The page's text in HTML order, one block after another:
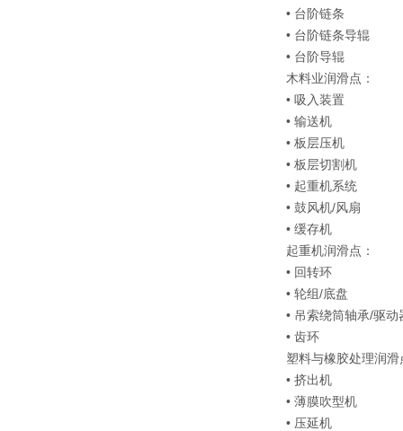
• 台阶链条
• 台阶链条导辊
• 台阶导辊
木料业润滑点：
• 吸入装置
• 输送机
• 板层压机
• 板层切割机
• 起重机系统
• 鼓风机/风扇
• 缓存机
起重机润滑点：
• 回转环
• 轮组/底盘
• 吊索绕筒轴承/驱动
• 齿环
塑料与橡胶处理润滑
• 挤出机
• 薄膜吹型机
• 压延机